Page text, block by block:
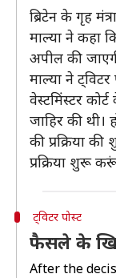
ब्रिटेन के गृह
माल्या ने कहा
अपील की
माल्या ने
वेस्टमिंस्टर
जाहिर की थी।
की प्रक्रिया
प्रक्रिया शुरू
ट्विटर पोस्ट
फैसले के
After the